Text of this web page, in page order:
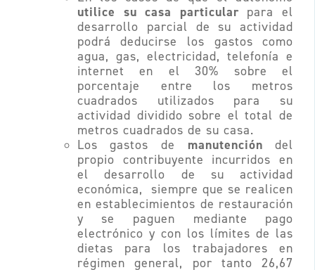
utilice su casa particularpara el
desarrollo parcial de su actividad
podrá deducirse los gastos como
agua, gas, electricidad, telefonía e
internet en el 30% sobre el
porcentaje entre los metros
cuadrados utilizados para su
actividad dividido sobre el total de
metros cuadrados de su casa.
Los gastos de manutencióndel
propio contribuyente incurridos en
el desarrollo de su actividad
económica, siempre que se realicen
en establecimientos de restauración
y se paguen mediante pago
electrónico y con los límites de las
dietas para los trabajadores en
régimen general, por tanto 26,67